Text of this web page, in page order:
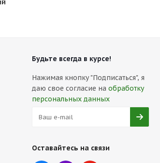
Будьте всегда в курсе!
Нажимая кнопку "Подписаться", я
даю свое согласие на обработку
персональных данных
Оставайтесь на связи